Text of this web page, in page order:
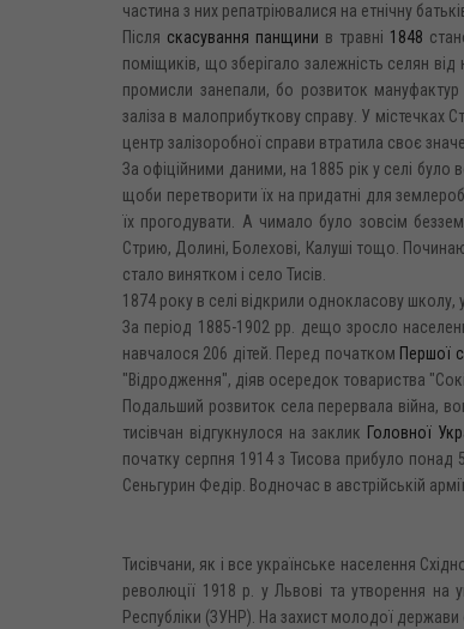
частина з них репатріювалися на етнічну
Після скасування панщини в травні 1848
поміщиків, що зберігало залежність селян
промисли занепали, бо розвиток
заліза в малоприбуткову справу. У містечках
центр залізоробної справи втратила своє
За офіційними даними, на 1885 рік у селі було
щоби перетворити їх на придатні для
їх прогодувати. А чимало було зовсім
Стрию, Долині, Болехові, Калуші тощо.
стало винятком і село Тисів.
1874 року в селі відкрили однокласову школу,
За період 1885-1902 pp. дещо зросло
навчалося 206 дітей. Перед початком Першої
"Відродження", діяв осередок товариства
Подальший розвиток села перервала війна,
тисівчан відгукнулося на заклик Головної
початку серпня 1914 з Тисова прибуло
Сеньгурин Федір. Водночас в австрійській
Тисівчани, як і все українське населення
революції 1918 p. y Львові та утворення на
Республіки (ЗУНР). На захист молодої держави